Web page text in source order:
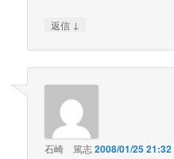
返信 ↓
石崎 篤志2008/01/25 21:32